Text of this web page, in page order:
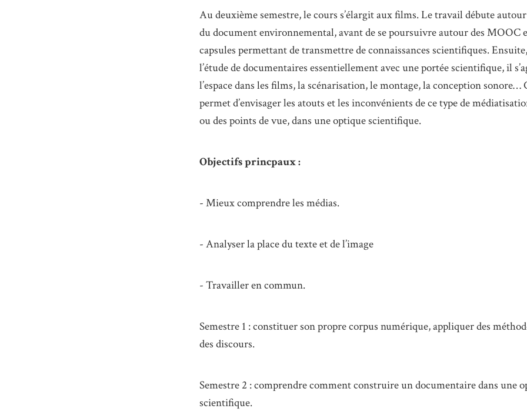
Au deuxième semestre, le cours s’élargit aux films. Le travail débute
du document environnemental, avant de se poursuivre autour des MOOC
capsules permettant de transmettre de connaissances scientifiques.
l’étude de documentaires essentiellement avec une portée scientifique, il
l’espace dans les films, la scénarisation, le montage, la conception sonore…
permet d’envisager les atouts et les inconvénients de ce type de
ou des points de vue, dans une optique scientifique.
Objectifs princpaux :
- Mieux comprendre les médias.
- Analyser la place du texte et de l’image
- Travailler en commun.
Semestre 1 : constituer son propre corpus numérique, appliquer des
des discours.
Semestre 2 : comprendre comment construire un documentaire dans une
scientifique.